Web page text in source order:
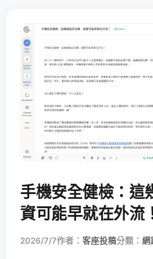
手機安全健檢：這
資可能早就在外流
2026/7/7作者： 客座投稿分類： 網